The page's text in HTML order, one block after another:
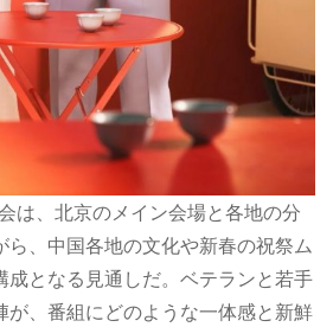
は、北京のメイン会場と各地の分
ら、中国各地の文化や新春の祝祭ム
成となる見通しだ。ベテランと若手
が、番組にどのような一体感と新鮮